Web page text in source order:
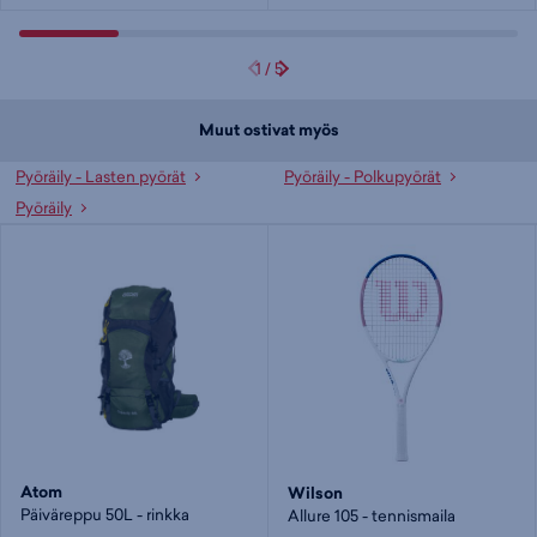
Pyöräily - Lasten pyörät
1 /5
Muut ostivat myös
Pyöräily - Lasten pyörät
Pyöräily - Polkupyörät
Pyöräily
Atom
Päiväreppu 50L - rinkka
Wilson
Allure 105 - tennismaila